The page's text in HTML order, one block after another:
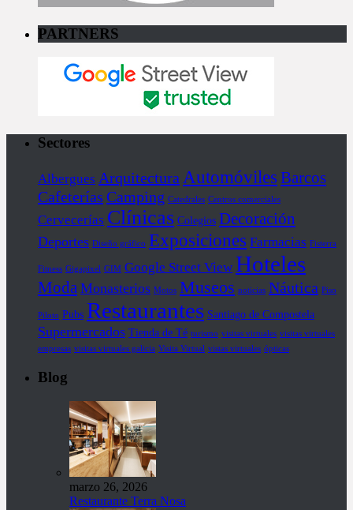
PARTNERS
Sectores
Albergues Arquitectura Automóviles Barcos
Cafeterías Camping Catedrales Centros comerciales
Cervecerías Clínicas Colegios Decoración
Deportes Diseño gráfico Exposiciones Farmacias Fisterra
Fitness Gigapixel GIM Google Street View Hoteles
Moda Monasterios Motos Museos noticias Náutica Piso
Piloto Pubs Restaurantes Santiago de Compostela
Supermercados Tienda de Té turismo visitas virtuales visitas virtuales
empresas visitas virtuales galicia Visita Virtual vistas virtuales ópticas
Blog
marzo 26, 2026
Restaurante Terra Nosa